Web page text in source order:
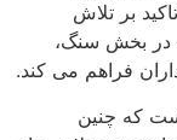
بر تلاش
در بخش سنگ،
فراهم می کند.
که چنین